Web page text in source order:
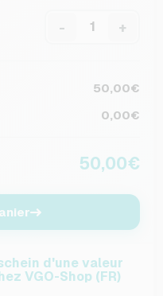
- +
50,00€
0,00€
50,00€
d'une valeur
VGO-Shop (FR)